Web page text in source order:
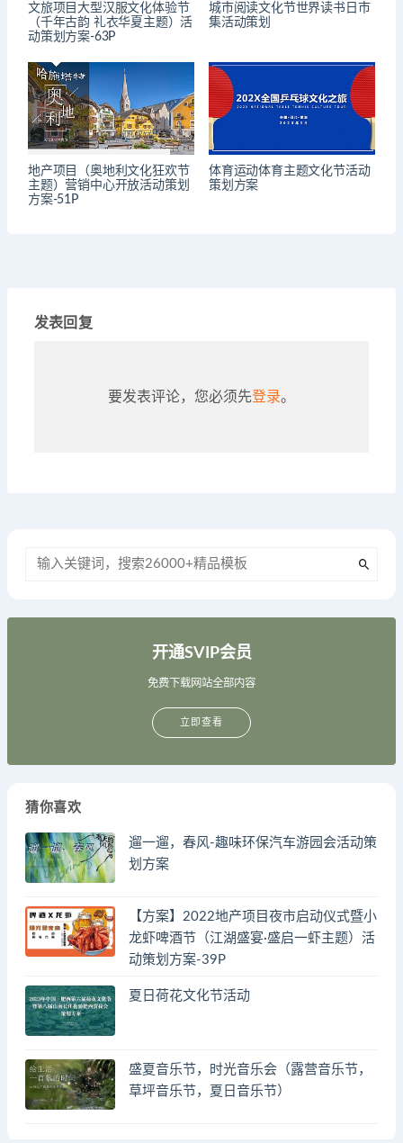
文旅项目大型汉服文化体验节
（千年古韵 礼衣华夏主题）活
动策划方案-63P
城市阅读文化节世界读书日市
集活动策划
地产项目（奥地利文化狂欢节
主题）营销中心开放活动策划
方案-51P
体育运动体育主题文化节活动
策划方案
发表回复
要发表评论，您必须先登录。
开通SVIP会员
免费下载网站全部内容
立即查看
猜你喜欢
遛一遛，春风-趣味环保汽车游园会活动策
划方案
【方案】2022地产项目夜市启动仪式暨小
龙虾啤酒节（江湖盛宴·盛启一虾主题）活
动策划方案-39P
夏日荷花文化节活动
盛夏音乐节，时光音乐会（露营音乐节，
草坪音乐节，夏日音乐节）